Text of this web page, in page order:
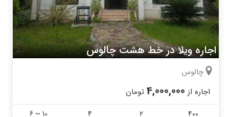
اجاره ویلا در خط هشت چالوس
چالوس
اجاره از 4,000,000 تومان
400
2
4
6 ~ 10